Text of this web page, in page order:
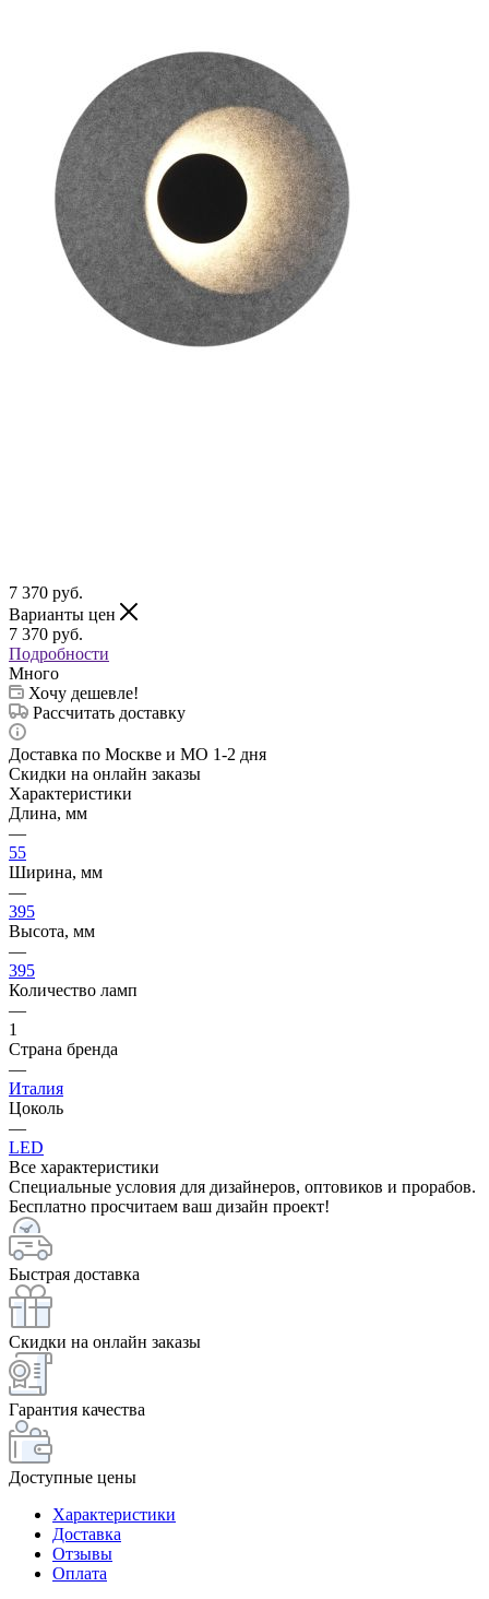
7 370 руб.
Варианты цен
7 370 руб.
Подробности
Много
Хочу дешевле!
Рассчитать доставку
Доставка по Москве и МО 1-2 дня
Скидки на онлайн заказы
Характеристики
Длина, мм
—
55
Ширина, мм
—
395
Высота, мм
—
395
Количество ламп
—
1
Страна бренда
—
Италия
Цоколь
—
LED
Все характеристики
Специальные условия для дизайнеров, оптовиков и прорабов.
Бесплатно просчитаем ваш дизайн проект!
Быстрая доставка
Скидки на онлайн заказы
Гарантия качества
Доступные цены
Характеристики
Доставка
Отзывы
Оплата